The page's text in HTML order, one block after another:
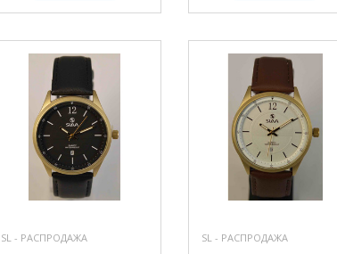
SL - РАСПРОДАЖА SL - РАСПРОДАЖА